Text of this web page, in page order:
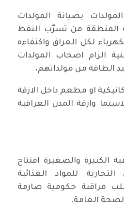
بصيانة المولدات
المنطقة من تسرّب النفط
لكل العراق واكتفاءه
الزام اصحاب المولدات
الطاقة من مولداتهم،
او مطعم داخل الازقة
وازقة المدن العراقية
الكبيرة والصغيرة افتتاح
للمواد الغذائية
مراقبة حكومية صارمة
العامة.